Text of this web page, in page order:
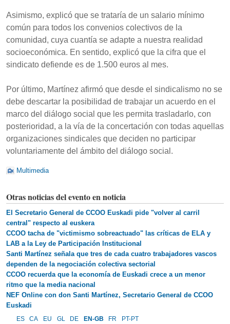
Asimismo, explicó que se trataría de un salario mínimo
común para todos los convenios colectivos de la
comunidad, cuya cuantía se adapte a nuestra realidad
socioeconómica. En sentido, explicó que la cifra que el
sindicato defiende es de 1.500 euros al mes.
Por último, Martínez afirmó que desde el sindicalismo no se
debe descartar la posibilidad de trabajar un acuerdo en el
marco del diálogo social que les permita trasladarlo, con
posterioridad, a la vía de la concertación con todas aquellas
organizaciones sindicales que deciden no participar
voluntariamente del ámbito del diálogo social.
Multimedia
Otras noticias del evento en noticia
El Secretario General de CCOO Euskadi pide "volver al carril
central" respecto al euskera
CCOO tacha de "victimismo sobreactuado" las críticas de ELA y
LAB a la Ley de Participación Institucional
Santi Martínez señala que tres de cada cuatro trabajadores vascos
dependen de la negociación colectiva sectorial
CCOO recuerda que la economía de Euskadi crece a un menor
ritmo que la media nacional
NEF Online con don Santi Martínez, Secretario General de CCOO
Euskadi
ES CA EU GL DE EN-GB FR PT-PT